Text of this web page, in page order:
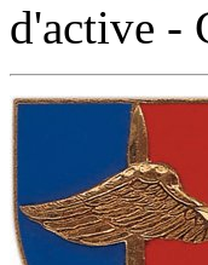
d'active -